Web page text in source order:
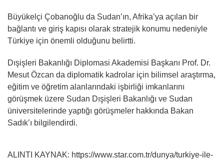
Büyükelçi Çobanoğlu da Sudan’ın, Afrika’ya açılan bir
bağlantı ve giriş kapısı olarak stratejik konumu nedeniyle
Türkiye için önemli olduğunu belirtti.
Dışişleri Bakanlığı Diplomasi Akademisi Başkanı Prof. Dr.
Mesut Özcan da diplomatik kadrolar için bilimsel araştırma,
eğitim ve öğretim alanlarındaki işbirliği imkanlarını
görüşmek üzere Sudan Dışişleri Bakanlığı ve Sudan
üniversitelerinde yaptığı görüşmeler hakkında Bakan
Sadık’ı bilgilendirdi.
ALINTI KAYNAK: https://www.star.com.tr/dunya/turkiye-ile-